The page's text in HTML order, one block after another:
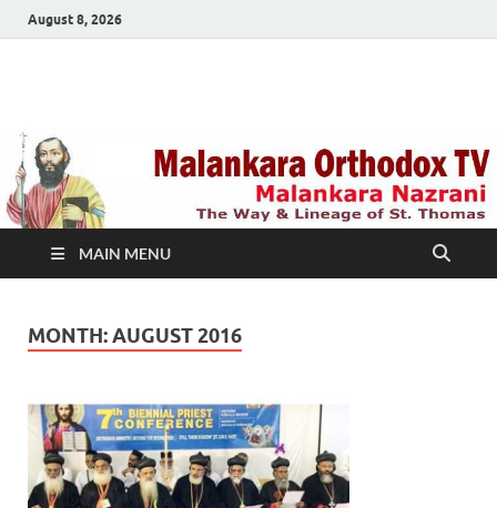
August 8, 2026
TV
MAIN MENU
MONTH:AUGUST 2016